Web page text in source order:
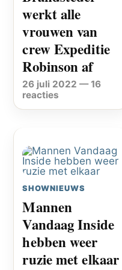
werkt alle
vrouwen van
crew Expeditie
Robinson af
26 juli 2022 —16
reacties
SHOWNIEUWS
Mannen
Vandaag Inside
hebben weer
ruzie met elkaar